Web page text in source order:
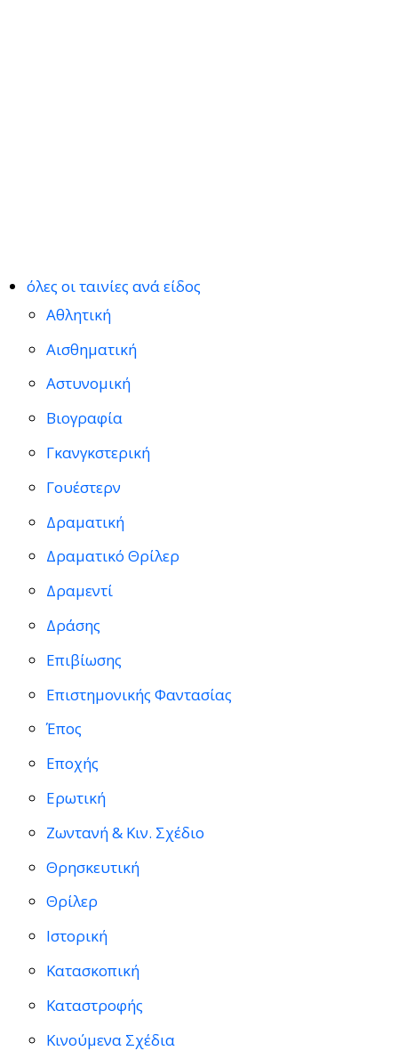
όλες οι ταινίες ανά είδος
Αθλητική
Αισθηματική
Αστυνομική
Βιογραφία
Γκανγκστερική
Γουέστερν
Δραματική
Δραματικό Θρίλερ
Δραμεντί
Δράσης
Επιβίωσης
Επιστημονικής Φαντασίας
Έπος
Εποχής
Ερωτική
Ζωντανή & Κιν. Σχέδιο
Θρησκευτική
Θρίλερ
Ιστορική
Κατασκοπική
Καταστροφής
Κινούμενα Σχέδια